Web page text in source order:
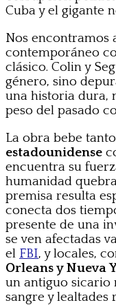
Cuba y el gigante
Nos encontramos
contemporáneo
clásico. Colin y
género, sino
una historia dura,
peso del pasado
La obra bebe
estadounidense
encuentra su
humanidad
premisa resulta
conecta dos
presente de una
se ven afectadas
el FBI, y locales,
Orleans y Nueva
un antiguo sicario
sangre y lealtades